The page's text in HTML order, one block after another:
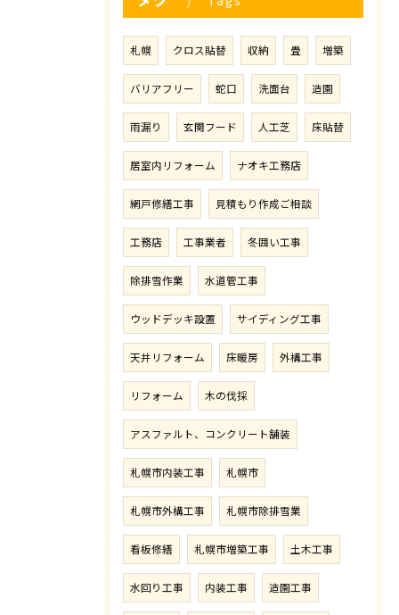
札幌 クロス貼替 収納 畳 増築
バリアフリー 蛇口 洗面台 造園
雨漏り 玄関フード 人工芝 床貼替
居室内リフォーム ナオキ工務店
網戸修繕工事 見積もり作成ご相談
工務店 工事業者 冬囲い工事
除排雪作業 水道管工事
ウッドデッキ設置 サイディング工事
天井リフォーム 床暖房 外構工事
リフォーム 木の伐採
アスファルト、コンクリート舗装
札幌市内装工事 札幌市
札幌市外構工事 札幌市除排雪業
看板修繕 札幌市増築工事 土木工事
水回り工事 内装工事 造園工事